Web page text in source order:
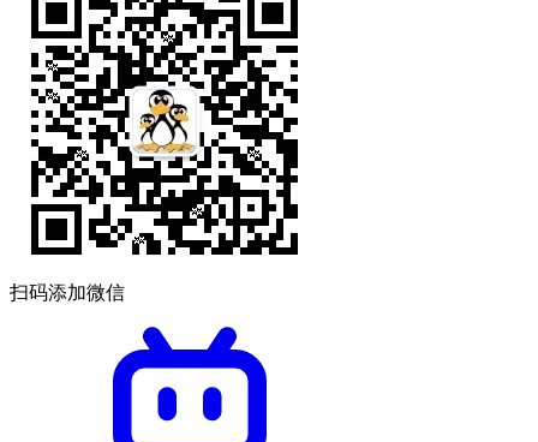
扫码添加微信